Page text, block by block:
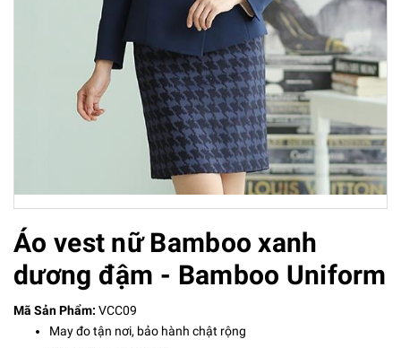
Áo vest nữ Bamboo xanh
dương đậm - Bamboo Uniform
Mã Sản Phẩm: VCC09
May đo tận nơi, bảo hành chật rộng